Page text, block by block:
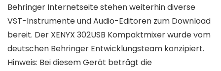
Behringer Internetseite stehen weiterhin diverse
VST-Instrumente und Audio-Editoren zum Download
bereit. Der XENYX 302USB Kompaktmixer wurde vom
deutschen Behringer Entwicklungsteam konzipiert.
Hinweis: Bei diesem Gerät beträgt die